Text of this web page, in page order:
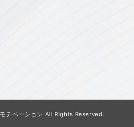
チベーション All Rights Reserved.